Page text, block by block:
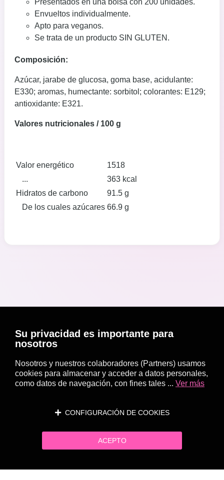
Envueltos individualmente.
Apto para veganos.
Se trata de un producto SIN GLUTEN.
Composición:
Azúcar, jarabe de glucosa, goma base, acidulante:
E330; aromas, humectante: sorbitol; colorantes: E129;
antioxidante: E321.
Valores nutricionales / 100 g
Valor energético
1518
...
363 kcal
Hidratos de carbono
91.5 g
De los cuales azúcares 66.9 g
Su privacidad es importante para
nosotros
Nosotros y nuestros colaboradores (Partners) usamos
cookies para almacenar y acceder a datos personales,
como datos de navegación, con fines tales ... Ver más
CONFIGURACIÓN DE COOKIES
ACEPTO